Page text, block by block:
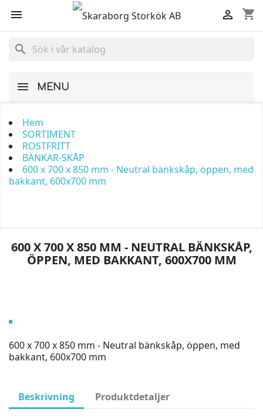
 shopping_cart

search
MENU
Hem
SORTIMENT
ROSTFRITT
BÄNKAR-SKÅP
600 x 700 x 850 mm - Neutral bänkskåp, öppen, med
bakkant, 600x700 mm
600 X 700 X 850 MM - NEUTRAL BÄNKSKÅP,
ÖPPEN, MED BAKKANT, 600X700 MM
600 x 700 x 850 mm - Neutral bänkskåp, öppen, med
bakkant, 600x700 mm
Beskrivning Produktdetaljer